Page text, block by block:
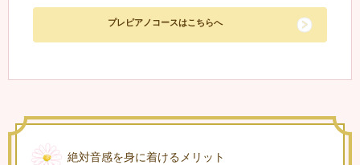
プレピアノコースはこちらへ
絶対音感を身に着けるメリット